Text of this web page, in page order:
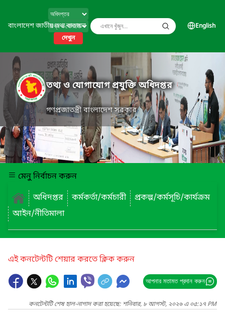
বাংলাদেশ জাতীয় তথ্য বাতায়ন
দেখুন
English
তথ্য ও যোগাযোগ প্রযুক্তি অধিদপ্তর
গণপ্রজাতন্ত্রী বাংলাদেশ সরকার
মেনু নির্বাচন করুন
অধিদপ্তর
কর্মকর্তা/কর্মচারী
প্রকল্প/কর্মসূচি/কার্যক্রম
আইন/নীতিমালা
এই কনটেন্টটি শেয়ার করতে ক্লিক করুন
আপনার মতামত প্রদান করুন
কনটেন্টটি শেষ হাল-নাগাদ করা হয়েছে: শনিবার, ৮ আগস্ট, ২০২৬ এ ০৫:১৭ PM